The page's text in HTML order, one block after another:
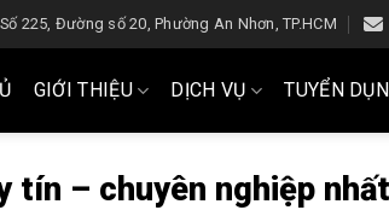
Số 225, Đường số 20, Phường An Nhơn, TP.HCM
GIỚI THIỆU DỊCH VỤ TUYỂN
tín – chuyên nghiệp